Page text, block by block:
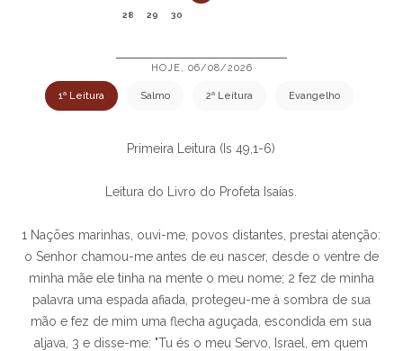
28 29 30
HOJE, 06/08/2026
1ª Leitura Salmo 2ª Leitura Evangelho
Primeira Leitura (Is 49,1-6)
Leitura do Livro do Profeta Isaías.
1 Nações marinhas, ouvi-me, povos distantes, prestai atenção:
o Senhor chamou-me antes de eu nascer, desde o ventre de
minha mãe ele tinha na mente o meu nome; 2 fez de minha
palavra uma espada afiada, protegeu-me à sombra de sua
mão e fez de mim uma flecha aguçada, escondida em sua
aljava, 3 e disse-me: "Tu és o meu Servo, Israel, em quem